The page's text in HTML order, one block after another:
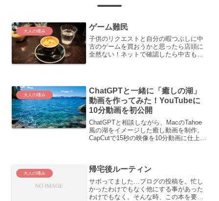
大人の嗜み ゲーム難民
子供のリクエストと自分の暇つぶしに中
古のゲームを買おうかと思ったら店頭に
全然ない！ネットで確認したら中古も新
大人の嗜み
ChatGPTと一緒に「癒しの湖」
動画を作ってみた！YouTubeに
10分動画を初公開
ChatGPTと相談しながら、MacのTahoe
風の湖をイメージした癒し動画を制作。
CapCutで15秒の映像を10分動画に仕上
大人の嗜み 帰宅後ルーティン
サボってました…ブログの投稿を。忙し
かったわけでもなく他にする事があった
わけでもなく。そんな時、この本を要約